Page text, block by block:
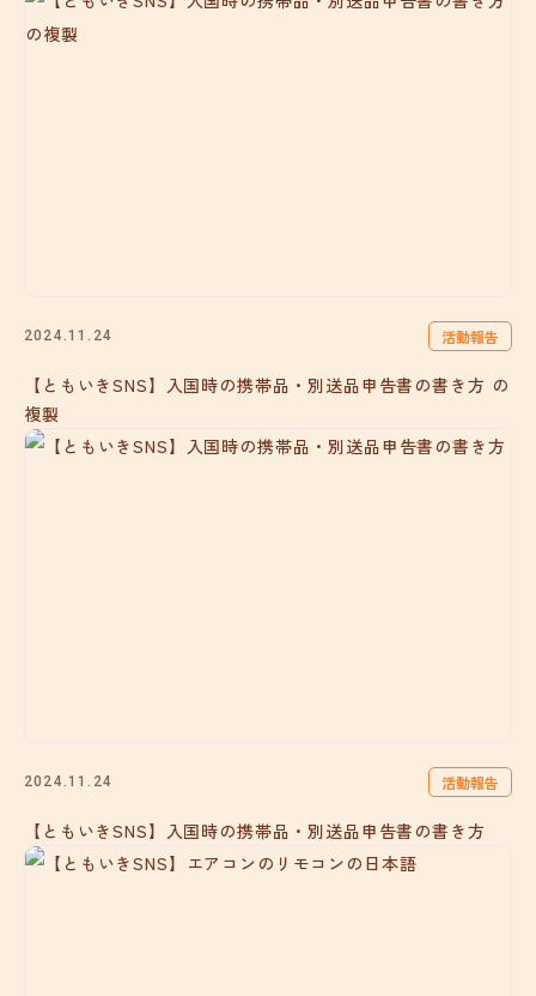
2024.11.24 活動報告
【ともいきSNS】入国時の携帯品・別送品申告書の書き方 の
複製
2024.11.24 活動報告
【ともいきSNS】入国時の携帯品・別送品申告書の書き方